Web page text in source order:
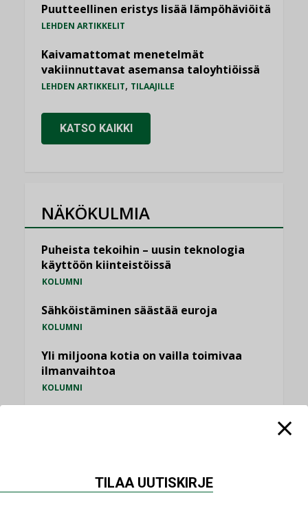
Puutteellinen eristys lisää lämpöhäviöitä
LEHDEN ARTIKKELIT
Kaivamattomat menetelmät
vakiinnuttavat asemansa taloyhtiöissä
LEHDEN ARTIKKELIT, TILAAJILLE
KATSO KAIKKI
NÄKÖKULMIA
Puheista tekoihin – uusin teknologia
käyttöön kiinteistöissä
KOLUMNI
Sähköistäminen säästää euroja
KOLUMNI
Yli miljoona kotia on vailla toimivaa
ilmanvaihtoa
KOLUMNI
Vesi- ja viemärimitoittaminen on
jämähtänyt ajassa paikalleen
TILAA UUTISKIRJE